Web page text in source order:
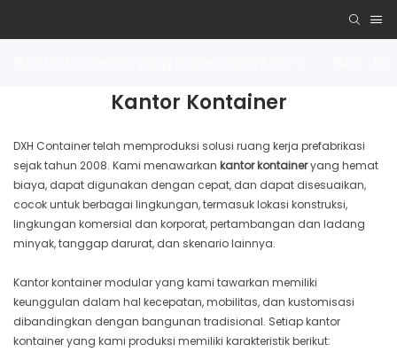
Kantor Kontainer
DXH Container telah memproduksi solusi ruang kerja prefabrikasi
sejak tahun 2008. Kami menawarkan kantor kontaineryang hemat
biaya, dapat digunakan dengan cepat, dan dapat disesuaikan,
cocok untuk berbagai lingkungan, termasuk lokasi konstruksi,
lingkungan komersial dan korporat, pertambangan dan ladang
minyak, tanggap darurat, dan skenario lainnya.
Kantor kontainer modular yang kami tawarkan memiliki
keunggulan dalam hal kecepatan, mobilitas, dan kustomisasi
dibandingkan dengan bangunan tradisional. Setiap kantor
kontainer yang kami produksi memiliki karakteristik berikut: